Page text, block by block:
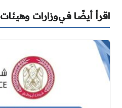
اقرأ أيضًا فيوزارات وهيئات